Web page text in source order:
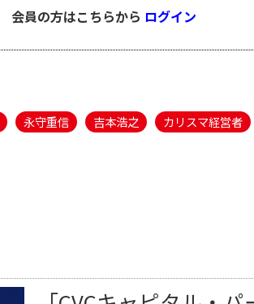
会員の方はこちらから ログイン
永守重信 吉本浩之 カリスマ経営者